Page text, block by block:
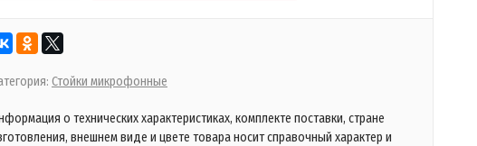
Стойки микрофонные
о технических характеристиках, комплекте поставки, стране
внешнем виде и цвете товара носит справочный характер и